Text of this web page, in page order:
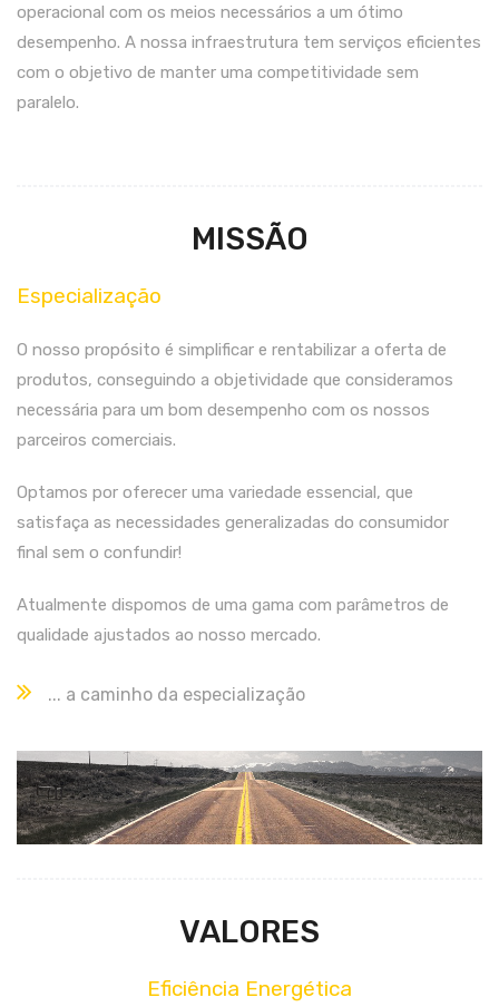
operacional com os meios necessários a um ótimo
desempenho. A nossa infraestrutura tem serviços eficientes
com o objetivo de manter uma competitividade sem
paralelo.
MISSÃO
Especialização
O nosso propósito é simplificar e rentabilizar a oferta de
produtos, conseguindo a objetividade que consideramos
necessária para um bom desempenho com os nossos
parceiros comerciais.
Optamos por oferecer uma variedade essencial, que
satisfaça as necessidades generalizadas do consumidor
final sem o confundir!
Atualmente dispomos de uma gama com parâmetros de
qualidade ajustados ao nosso mercado.
... a caminho da especialização
VALORES
Eficiência Energética